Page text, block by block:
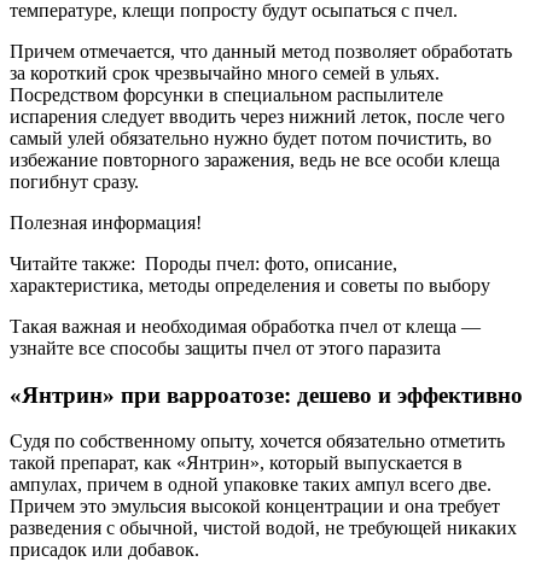
температуре, клещи попросту будут осыпаться с пчел.
Причем отмечается, что данный метод позволяет обработать
за короткий срок чрезвычайно много семей в ульях.
Посредством форсунки в специальном распылителе
испарения следует вводить через нижний леток, после чего
самый улей обязательно нужно будет потом почистить, во
избежание повторного заражения, ведь не все особи клеща
погибнут сразу.
Полезная информация!
Читайте также: Породы пчел: фото, описание,
характеристика, методы определения и советы по выбору
Такая важная и необходимая обработка пчел от клеща —
узнайте все способы защиты пчел от этого паразита
«Янтрин» при варроатозе: дешево и эффективно
Судя по собственному опыту, хочется обязательно отметить
такой препарат, как «Янтрин», который выпускается в
ампулах, причем в одной упаковке таких ампул всего две.
Причем это эмульсия высокой концентрации и она требует
разведения с обычной, чистой водой, не требующей никаких
присадок или добавок.